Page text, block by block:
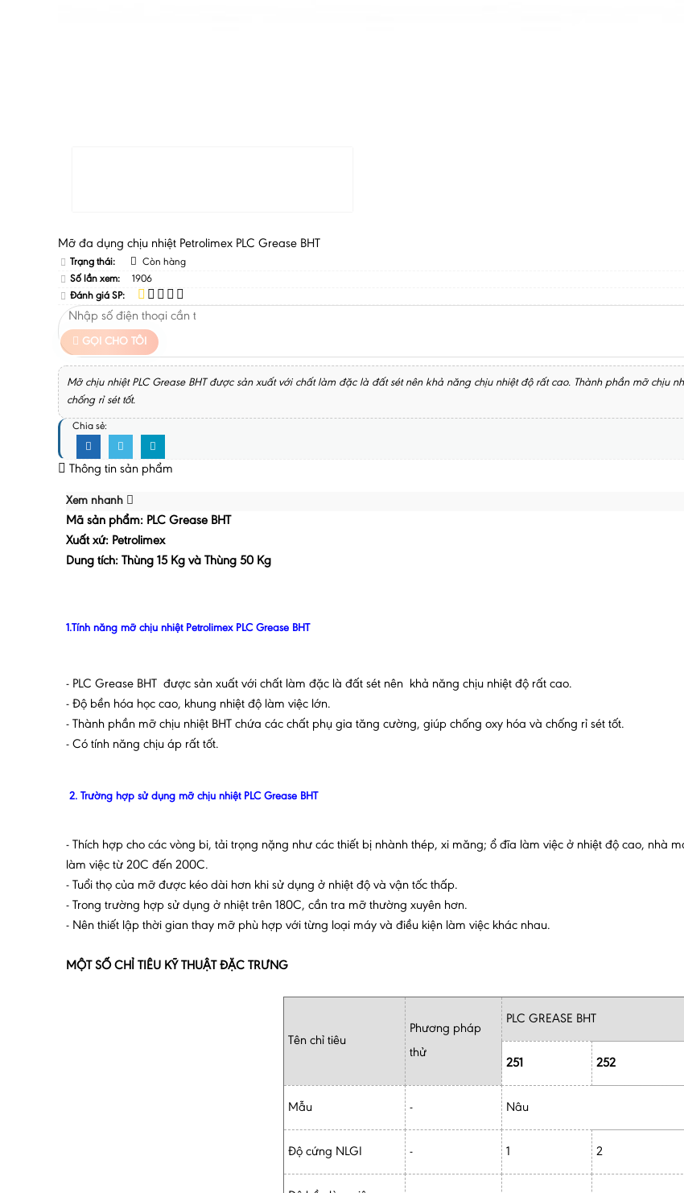
Mỡ đa dụng chịu nhiệt Petrolimex PLC Grease BHT
Trạng thái:
Còn hàng
Số lần xem:
1906
Đánh giá SP:
GỌI CHO TÔI
Mỡ chịu nhiệt PLC Grease BHT được sản xuất với chất làm đặc là đất sét nên khả năng chịu nhiệt độ rất cao. Thành phần mỡ chịu
chống rỉ sét tốt.
Chia sẻ:
Thông tin sản phẩm
Xem nhanh
Mã sản phẩm: PLC Grease BHT
Xuất xứ: Petrolimex
Dung tích: Thùng 15 Kg và Thùng 50 Kg
1.Tính năng mỡ chịu nhiệt Petrolimex PLC Grease BHT
- PLC Grease BHT được sản xuất với chất làm đặc là đất sét nên khả năng chịu nhiệt độ rất cao.
- Độ bền hóa học cao, khung nhiệt độ làm việc lớn.
- Thành phần mỡ chịu nhiệt BHT chứa các chất phụ gia tăng cường, giúp chống oxy hóa và chống rỉ sét tốt.
- Có tính năng chịu áp rất tốt.
2. Trường hợp sử dụng mỡ chịu nhiệt PLC Grease BHT
- Thích hợp cho các vòng bi, tải trọng nặng như các thiết bị nhành thép, xi măng; ổ đĩa làm việc ở nhiệt độ cao, nhà
làm việc từ 20C đến 200C.
- Tuổi thọ của mỡ được kéo dài hơn khi sử dụng ở nhiệt độ và vận tốc thấp.
- Trong trường hợp sử dụng ở nhiệt trên 180C, cần tra mỡ thường xuyên hơn.
- Nên thiết lập thời gian thay mỡ phù hợp với từng loại máy và điều kiện làm việc khác nhau.
MỘT SỐ CHỈ TIÊU KỸ THUẬT ĐẶC TRƯNG
Tên chỉ tiêu
Phương pháp
thử
PLC GREASE BHT
251 252
Mẫu - Nâu
Độ cứng NLGI - 1 2